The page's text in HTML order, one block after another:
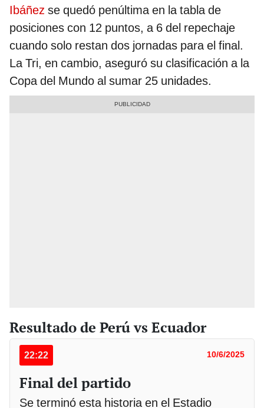
Ibáñez se quedó penúltima en la tabla de
posiciones con 12 puntos, a 6 del repechaje
cuando solo restan dos jornadas para el final.
La Tri, en cambio, aseguró su clasificación a la
Copa del Mundo al sumar 25 unidades.
Resultado de Perú vs Ecuador
22:22 10/6/2025
Final del partido
Se terminó esta historia en el Estadio